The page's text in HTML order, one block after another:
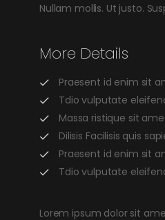
Nullam mollis. Ut justo.
More Details
Praesent id enim sit
Tdio vulputate
Massa ristique sit
Dilisis Facilisis quis
Praesent id enim sit
Tdio vulputate
Lorem ipsum dolor sit